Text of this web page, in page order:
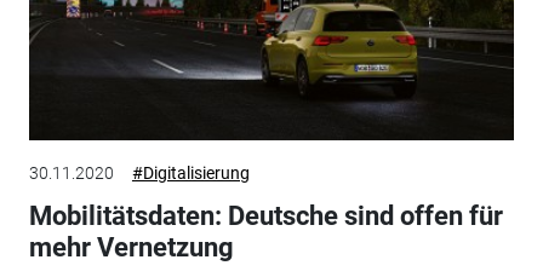
30.11.2020 #Digitalisierung
Mobilitätsdaten: Deutsche sind offen für
mehr Vernetzung